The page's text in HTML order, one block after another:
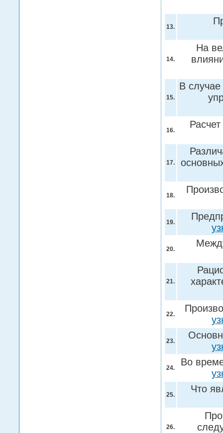
13.
14.
На
15.
В
16.
17.
18.
19.
20.
21.
22.
23.
24.
Во
25.
Что
26.